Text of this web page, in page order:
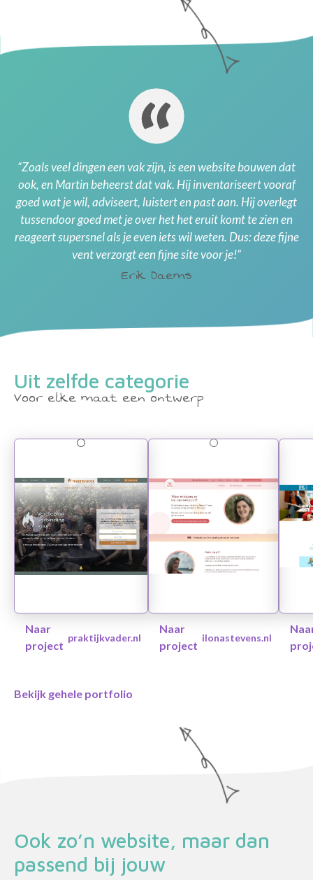
“Zoals veel dingen een vak zijn, is een website bouwen dat
ook, en Martin beheerst dat vak. Hij inventariseert vooraf
goed wat je wil, adviseert, luistert en past aan. Hij overlegt
tussendoor goed met je over het het eruit komt te zien en
reageert supersnel als je even iets wil weten. Dus: deze fijne
vent verzorgt een fijne site voor je!”
Erik Daems
Uit zelfde categorie
Voor elke maat een ontwerp
Naar
project
praktijkvader.nl
Naar
project
ilonastevens.nl
Bekijk gehele portfolio
Ook zo’n website, maar dan
passend bij jouw